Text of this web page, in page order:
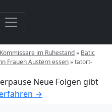
Kommissare im Ruhestand» Batic
Frauen Austern essen»tatort-
Neue Folgen gibt
→